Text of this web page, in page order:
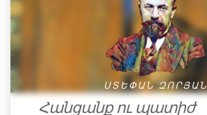
ՍՏԵՓԱՆ ԶՈՐՅԱՆ
Հանցանք ու պատիժ